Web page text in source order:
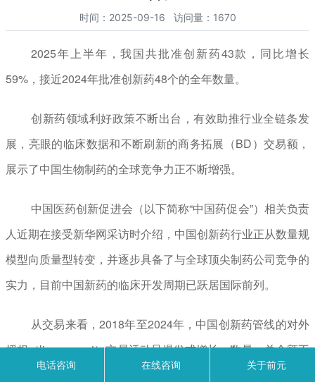
时间：2025-09-16 访问量：1670
2025年上半年，我国共批准创新药43款，同比增长
59%，接近2024年批准创新药48个的全年数量。
创新药领域利好政策不断出台，有效助推行业全链条发
展，亮眼的临床数据和不断刷新的商务拓展（BD）交易额，
展示了中国生物制药的全球竞争力正不断增强。
中国医药创新促进会（以下简称“中国药促会”）相关负责
人近期在接受新华网采访时介绍，中国创新药行业正从数量规
模型向质量型转变，并逐步具备了与全球顶尖制药公司竞争的
实力，目前中国新药的临床开发周期已跃居国际前列。
从交易来看，2018年至2024年，中国创新药管线的对外
授权（license-out）交易活动呈爆发式增长，数量、总金额不
断攀升，其中多个项目成为国际大型药企引进的核心资产，中
电话咨询 在线咨询 关于前元